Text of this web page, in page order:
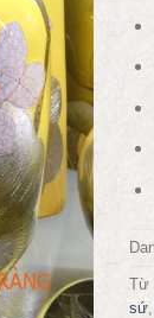
Từ
sứ,